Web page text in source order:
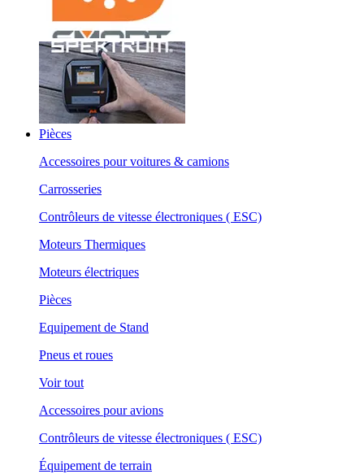
Pièces
Accessoires pour voitures & camions
Carrosseries
Contrôleurs de vitesse électroniques ( ESC)
Moteurs Thermiques
Moteurs électriques
Pièces
Equipement de Stand
Pneus et roues
Voir tout
Accessoires pour avions
Contrôleurs de vitesse électroniques ( ESC)
Équipement de terrain